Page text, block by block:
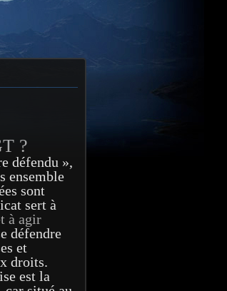
?
défendu »,
ensemble
sont
sert à
à agir
défendre
et
droits.
est la